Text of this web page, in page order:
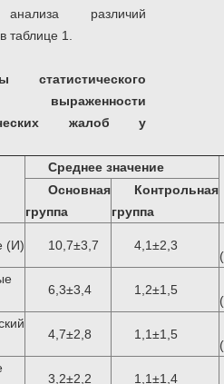
анализа различий
таблице 1.
статистического
жалоб у
Среднее значение
Основная
группа
Контрольная
группа
(И) 10,7±3,7 4,1±2,3
6,3±3,4 1,2±1,5
4,7±2,8 1,1±1,5
3,2±2,2 1,1±1,4